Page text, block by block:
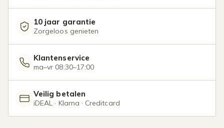
10 jaar garantie
Zorgeloos genieten
Klantenservice
ma–vr 08:30–17:00
Veilig betalen
iDEAL · Klarna · Creditcard